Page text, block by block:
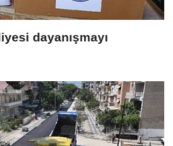
dayanışmayı